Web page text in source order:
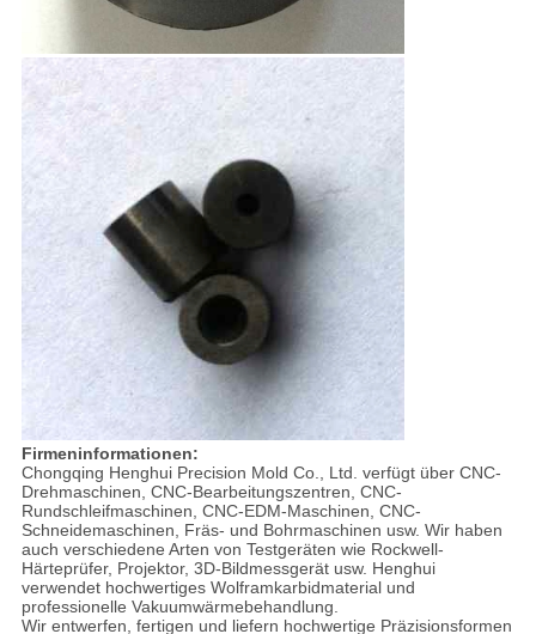
Firmeninformationen:
Chongqing Henghui Precision Mold Co., Ltd. verfügt über CNC-
Drehmaschinen, CNC-Bearbeitungszentren, CNC-
Rundschleifmaschinen, CNC-EDM-Maschinen, CNC-
Schneidemaschinen, Fräs- und Bohrmaschinen usw. Wir haben
auch verschiedene Arten von Testgeräten wie Rockwell-
Härteprüfer, Projektor, 3D-Bildmessgerät usw. Henghui
verwendet hochwertiges Wolframkarbidmaterial und
professionelle Vakuumwärmebehandlung.
Wir entwerfen, fertigen und liefern hochwertige Präzisionsformen